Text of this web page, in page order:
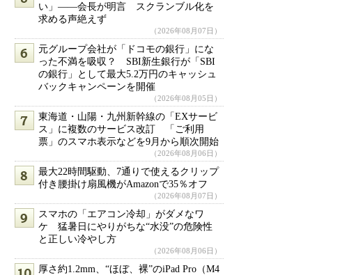
い」――会長が明言 スクランブル化を
求める声絶えず
（2026年08月07日）
元グループ会社が「ドコモの銀行」にな
った不満を吸収？ SBI新生銀行が「SBI
の銀行」として最大5.2万円のキャッシュ
バックキャンペーンを開催
（2026年08月05日）
東海道・山陽・九州新幹線の「EXサービ
ス」に複数のサービス改訂 「ご利用
票」のスマホ表示などを9月から順次開始
（2026年08月06日）
最大22時間駆動、7通りで使えるクリップ
付き腰掛け扇風機がAmazonで35％オフ
（2026年08月07日）
スマホの「エアコン冷却」がダメなワ
ケ 猛暑日にやりがちな“水没”の危険性
と正しい冷やし方
（2026年08月06日）
厚さ約1.2mm、“ほぼ、裸”のiPad Pro（M4